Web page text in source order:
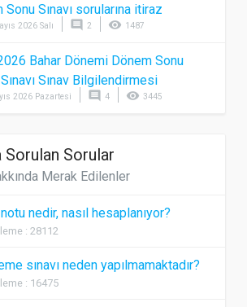
Sonu Sınavı sorularına itiraz
2026 Salı comment 2 visibility 1487
Bahar Dönemi Dönem Sonu
Sınav Bilgilendirmesi
2026 Pazartesi comment 4 visibility 3445
Sorulan Sorular
Merak Edilenler
notu nedir, nasıl hesaplanıyor?
: 28112
sınavı neden yapılmamaktadır?
: 16475